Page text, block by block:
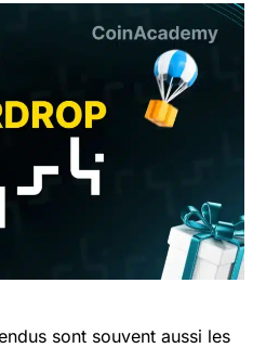
sont souvent aussi les